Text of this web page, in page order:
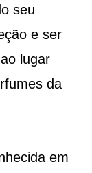
seu
e ser
lugar
da
em